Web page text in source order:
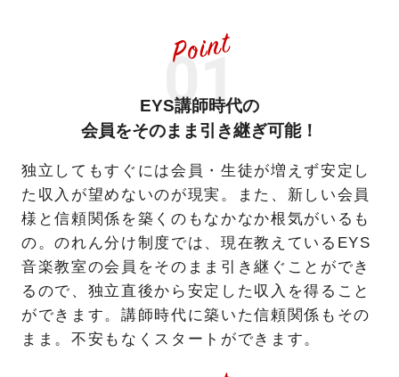
EYS講師時代の
会員をそのまま引き継ぎ可能！
独立してもすぐには会員・生徒が増えず安定し
た収入が望めないのが現実。また、新しい会員
様と信頼関係を築くのもなかなか根気がいるも
の。のれん分け制度では、現在教えているEYS
音楽教室の会員をそのまま引き継ぐことができ
るので、独立直後から安定した収入を得ること
ができます。講師時代に築いた信頼関係もその
まま。不安もなくスタートができます。